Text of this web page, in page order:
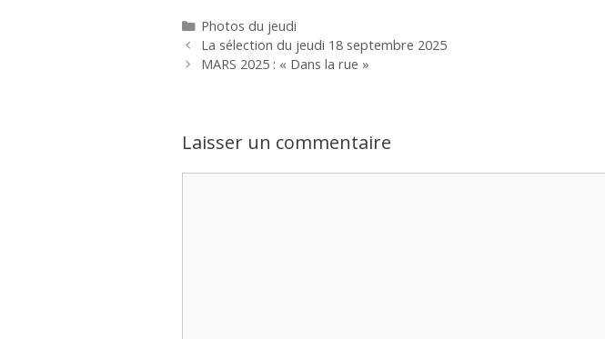
Catégories
Photos du jeudi
La sélection du jeudi 18 septembre 2025
MARS 2025 : « Dans la rue »
Laisser un commentaire